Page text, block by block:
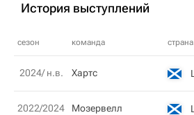
История выступлений
сезон команда страна
2024/ н.в. Хартс
2022/2024 Мозервелл